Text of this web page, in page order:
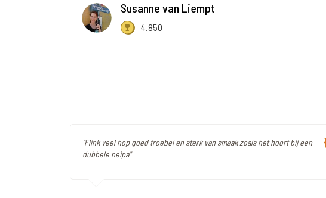
Susanne van Liempt
4.850
"Flink veel hop goed troebel en sterk van smaak zoals het hoort bij een
dubbele neipa"